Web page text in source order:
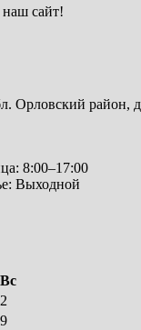
сайт!
Орловский
8:00–17:00
Выходной
Вс
2
9